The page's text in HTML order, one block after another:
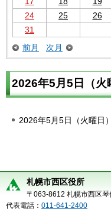
24
25 26
31
前月
次月
2026年5月5日（火
2026年5月5日（火曜日
札幌市西区役所
〒063-8612 札幌市西区
代表電話： 011-641-2400